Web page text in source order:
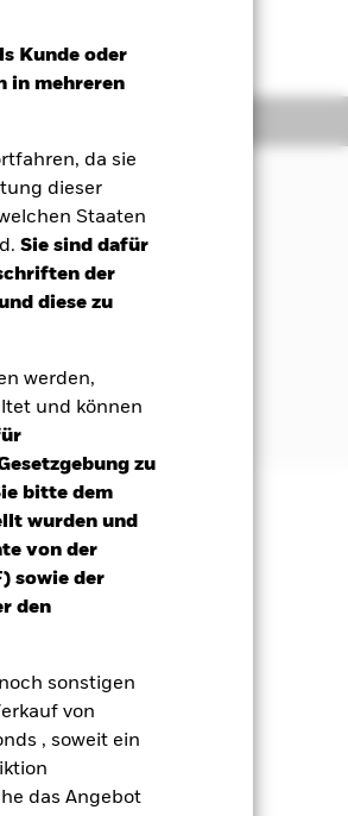
Kunde oder
in mehreren
da sie
dieser
Staaten
Sie sind dafür
der
diese zu
werden,
und können
zu
bitte dem
wurden und
von der
sowie der
den
sonstigen
von
, soweit ein
das Angebot
auf Ihre
entspricht.
an, deren
und
auf
und
mit
von
andere